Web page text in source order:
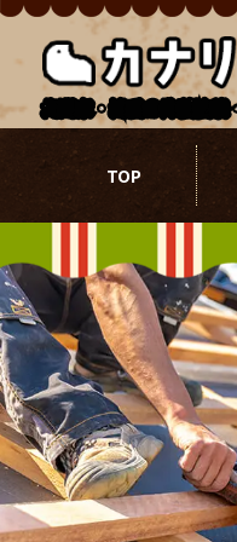
北関東・埼玉の外壁塗装
TOP